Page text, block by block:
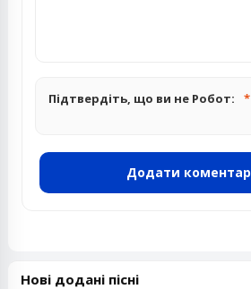
Підтвердіть, що ви не Робот:
Додати коментар
Нові додані пісні